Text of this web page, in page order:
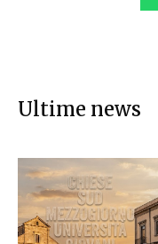
Ultime news